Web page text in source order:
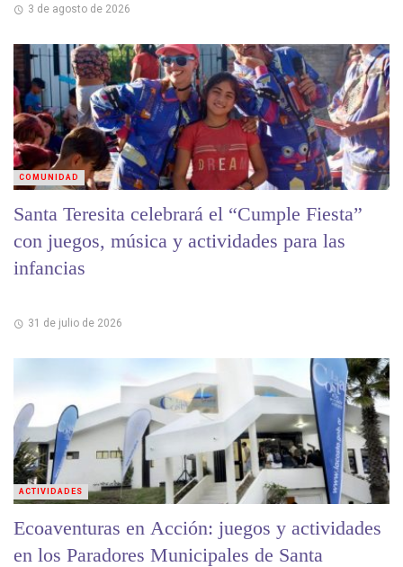
3 de agosto de 2026
Santa Teresita celebrará el “Cumple Fiesta”
con juegos, música y actividades para las
infancias
31 de julio de 2026
COMUNIDAD
Ecoaventuras en Acción: juegos y actividades
en los Paradores Municipales de Santa
ACTIVIDADES